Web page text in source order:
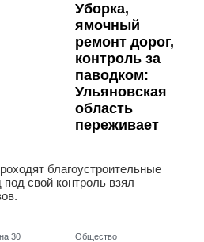
Уборка,
ямочный
ремонт дорог,
контроль за
паводком:
Ульяновская
область
переживает
благоустроительные
свой контроль взял
Общество